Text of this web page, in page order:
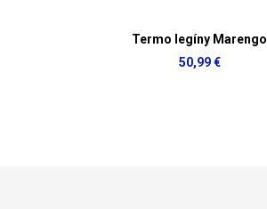
Termo legíny Marengo
50,99 €